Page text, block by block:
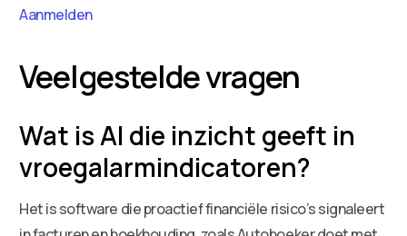
Aanmelden
Veelgestelde vragen
Wat is AI die inzicht geeft in
vroegalarmindicatoren?
Het is software die proactief financiële risico’s signaleert